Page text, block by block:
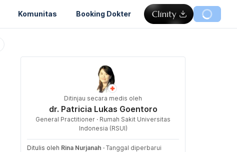
Komunitas Booking Dokter
Ditinjau secara medis oleh
dr. Patricia Lukas Goentoro
General Practitioner · Rumah Sakit Universitas
Indonesia (RSUI)
Ditulis oleh Rina Nurjanah · Tanggal diperbarui